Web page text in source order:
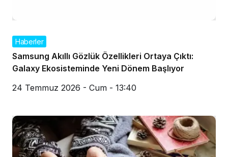
Haberler
Samsung Akıllı Gözlük Özellikleri Ortaya Çıktı:
Galaxy Ekosisteminde Yeni Dönem Başlıyor
24 Temmuz 2026 - Cum - 13:40